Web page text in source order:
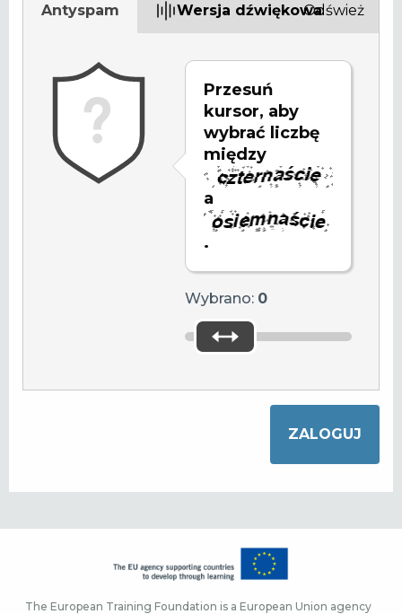
Antyspam Wersja dźwiękowa
Przesuń
kursor, aby
wybrać liczbę
między
a
.
Wybrano: 0
Odśwież
The European Training Foundation is a European Union agency